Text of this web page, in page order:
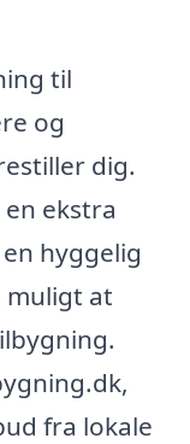
til
og
dig.
ekstra
hyggelig
muligt at
fra lokale